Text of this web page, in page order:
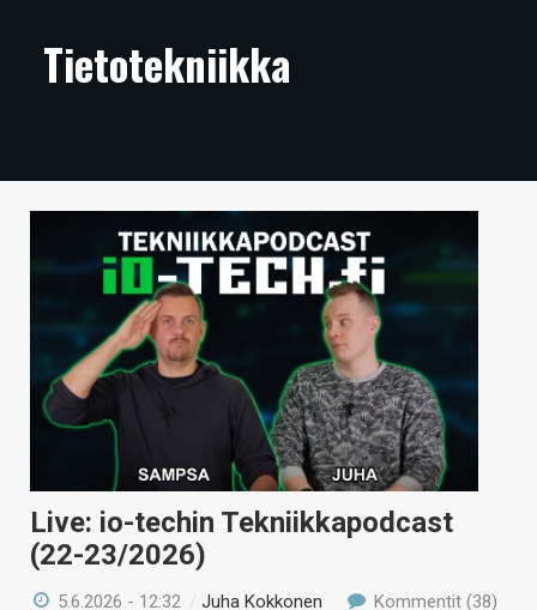
ARTIKKELIT
TECHBBS
KAUPPA
VAIHDA TEEMA
HAKU
Tietotekniikka
Live: io-techin Tekniikkapodcast
(22-23/2026)
5.6.2026 - 12:32 /Juha Kokkonen Kommentit (38)